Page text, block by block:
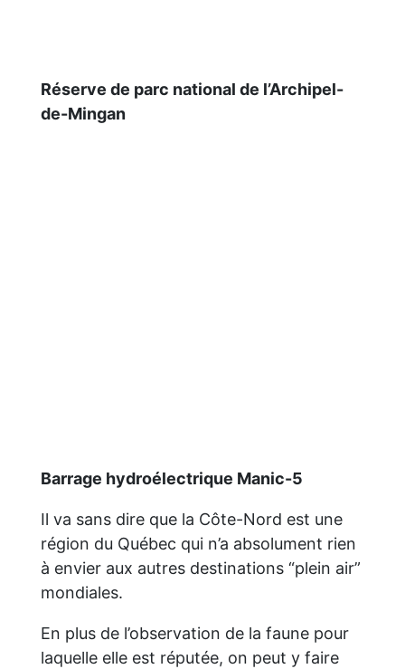
Réserve de parc national de l’Archipel-
de-Mingan
Barrage hydroélectrique Manic-5
Il va sans dire que la Côte-Nord est une
région du Québec qui n’a absolument rien
à envier aux autres destinations “plein air”
mondiales.
En plus de l’observation de la faune pour
laquelle elle est réputée, on peut y faire